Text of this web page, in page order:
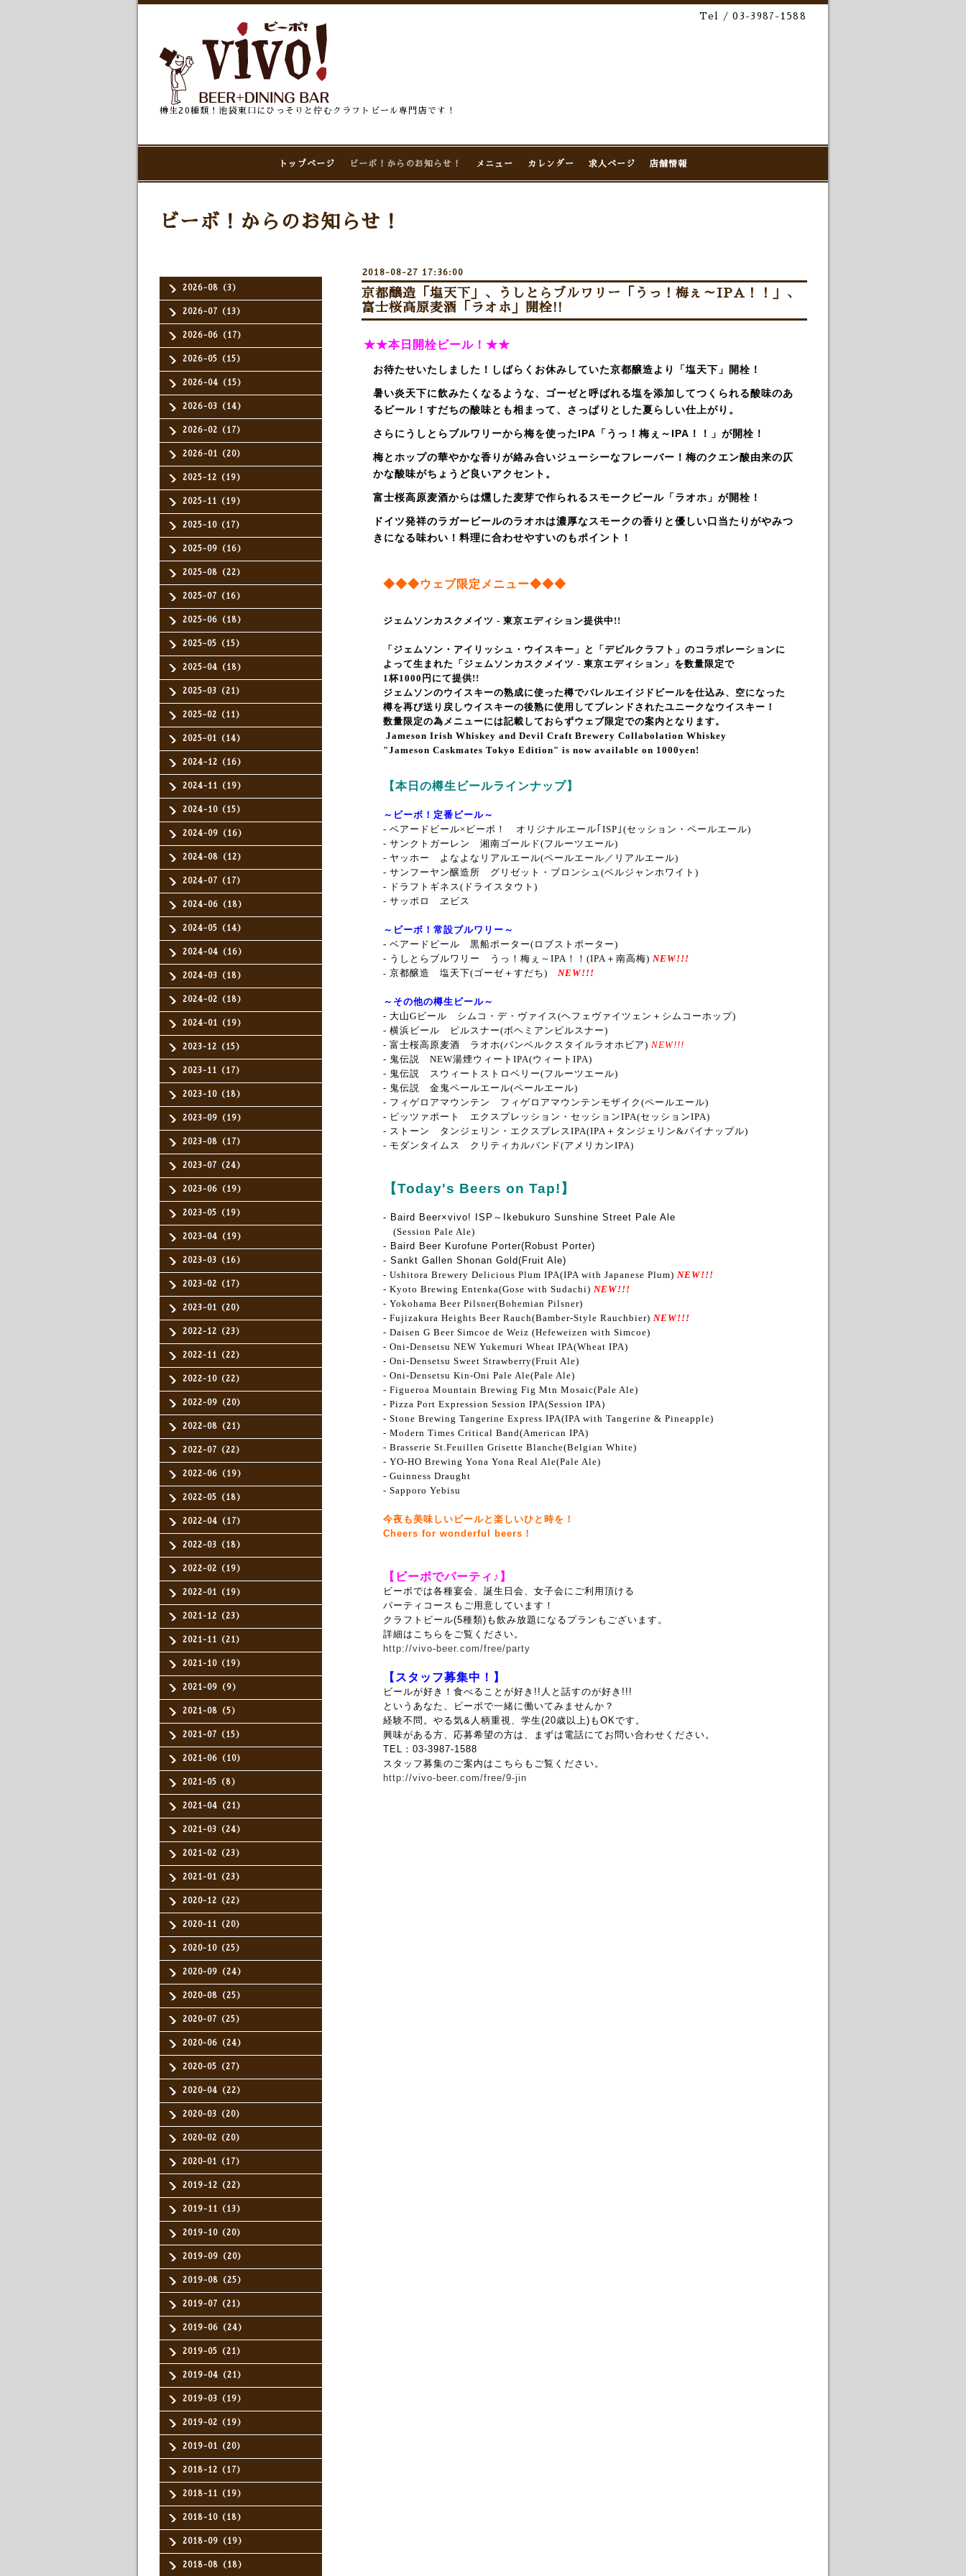
Tel / 03-3987-1588
樽生20種類！池袋東口にひっそりと佇むクラフトビール専門店です！
トップページ ビーボ！からのお知らせ！ メニュー カレンダー 求人ページ 店舗情報
2026-08（3）
2026-07（13）
2026-06（17）
2026-05（15）
2026-04（15）
2026-03（14）
2026-02（17）
2026-01（20）
2025-12（19）
2025-11（19）
2025-10（17）
2025-09（16）
2025-08（22）
2025-07（16）
2025-06（18）
2025-05（15）
2025-04（18）
2025-03（21）
2025-02（11）
2025-01（14）
2024-12（16）
2024-11（19）
2024-10（15）
2024-09（16）
2024-08（12）
2024-07（17）
2024-06（18）
2024-05（14）
2024-04（16）
2024-03（18）
2024-02（18）
2024-01（19）
2023-12（15）
2023-11（17）
2023-10（18）
2023-09（19）
2023-08（17）
2023-07（24）
2023-06（19）
2023-05（19）
2023-04（19）
2023-03（16）
2023-02（17）
2023-01（20）
2022-12（23）
2022-11（22）
2022-10（22）
2022-09（20）
2022-08（21）
2022-07（22）
2022-06（19）
2022-05（18）
2022-04（17）
2022-03（18）
2022-02（19）
2022-01（19）
2021-12（23）
2021-11（21）
2021-10（19）
2021-09（9）
2021-08（5）
2021-07（15）
2021-06（10）
2021-05（8）
2021-04（21）
2021-03（24）
2021-02（23）
2021-01（23）
2020-12（22）
2020-11（20）
2020-10（25）
2020-09（24）
2020-08（25）
2020-07（25）
2020-06（24）
2020-05（27）
2020-04（22）
2020-03（20）
2020-02（20）
2020-01（17）
2019-12（22）
2019-11（13）
2019-10（20）
2019-09（20）
2019-08（25）
2019-07（21）
2019-06（24）
2019-05（21）
2019-04（21）
2019-03（19）
2019-02（19）
2019-01（20）
2018-12（17）
2018-11（19）
2018-10（18）
2018-09（19）
2018-08（18）
ビーボ！からのお知らせ！
2018-08-27 17:36:00
京都醸造「塩天下」、うしとらブルワリー「うっ！梅ぇ～IPA！！」、
富士桜高原麦酒「ラオホ」開栓!!
★★本日開栓ビール！★★
お待たせいたしました！しばらくお休みしていた京都醸造より「塩天下」開栓！
暑い炎天下に飲みたくなるような、ゴーゼと呼ばれる塩を添加してつくられる酸味のあ
るビール！すだちの酸味とも相まって、さっぱりとした夏らしい仕上がり。
さらにうしとらブルワリーから梅を使ったIPA「うっ！梅ぇ～IPA！！」が開栓！
梅とホップの華やかな香りが絡み合いジューシーなフレーバー！梅のクエン酸由来の仄
かな酸味がちょうど良いアクセント。
富士桜高原麦酒からは燻した麦芽で作られるスモークビール「ラオホ」が開栓！
ドイツ発祥のラガービールのラオホは濃厚なスモークの香りと優しい口当たりがやみつ
きになる味わい！料理に合わせやすいのもポイント！
◆◆◆ウェブ限定メニュー◆◆◆
ジェムソンカスクメイツ - 東京エディション提供中!!
「ジェムソン・アイリッシュ・ウイスキー」と「デビルクラフト」のコラボレーションに
よって生まれた「ジェムソンカスクメイツ ‐ 東京エディション」を数量限定で
1杯1000円にて提供!!
ジェムソンのウイスキーの熟成に使った樽でバレルエイジドビールを仕込み、空になった
樽を再び送り戻しウイスキーの後熟に使用してブレンドされたユニークなウイスキー！
数量限定の為メニューには記載しておらずウェブ限定での案内となります。
Jameson Irish Whiskey and Devil Craft Brewery Collabolation Whiskey
"Jameson Caskmates Tokyo Edition" is now available on 1000yen!
【本日の樽生ビールラインナップ】
～ビーボ！定番ビール～
- ベアードビール×ビーボ！ オリジナルエール｢ISP｣(セッション・ペールエール)
- サンクトガーレン 湘南ゴールド(フルーツエール)
- ヤッホー よなよなリアルエール(ペールエール／リアルエール)
- サンフーヤン醸造所 グリゼット・ブロンシュ (ベルジャンホワイト)
- ドラフトギネス(ドライスタウト)
- サッポロ ヱビス
～ビーボ！常設ブルワリー～
- ベアードビール 黒船ポーター(ロブストポーター)
- うしとらブルワリー うっ！梅ぇ～IPA！！(IPA＋南高梅) NEW!!!
- 京都醸造 塩天下(ゴーゼ＋すだち) NEW!!!
～その他の樽生ビール～
- 大山Gビール シムコ・デ・ヴァイス(ヘフェヴァイツェン＋シムコーホップ)
- 横浜ビール ピルスナー(ボヘミアンピルスナー)
- 富士桜高原麦酒 ラオホ(バンベルクスタイルラオホビア) NEW!!!
- 鬼伝説 NEW湯煙ウィートIPA(ウィートIPA)
- 鬼伝説 スウィートストロベリー(フルーツエール)
- 鬼伝説 金鬼ペールエール(ペールエール)
- フィゲロアマウンテン フィゲロアマウンテンモザイク(ペールエール)
- ピッツァポート エクスプレッション・セッションIPA(セッションIPA)
- ストーン タンジェリン・エクスプレスIPA(IPA＋タンジェリン&パイナップル)
- モダンタイムス クリティカルバンド(アメリカンIPA)
【Today's Beers on Tap!】
- Baird Beer×vivo! ISP～Ikebukuro Sunshine Street Pale Ale
(Session Pale Ale)
- Baird Beer Kurofune Porter(Robust Porter)
- Sankt Gallen Shonan Gold(Fruit Ale)
- Ushitora Brewery Delicious Plum IPA(IPA with Japanese Plum) NEW!!!
- Kyoto Brewing Entenka(Gose with Sudachi) NEW!!!
- Yokohama Beer Pilsner(Bohemian Pilsner)
- Fujizakura Heights Beer Rauch(Bamber-Style Rauchbier) NEW!!!
- Daisen G Beer Simcoe de Weiz (Hefeweizen with Simcoe)
- Oni-Densetsu NEW Yukemuri Wheat IPA(Wheat IPA)
- Oni-Densetsu Sweet Strawberry(Fruit Ale)
- Oni-Densetsu Kin-Oni Pale Ale(Pale Ale)
- Figueroa Mountain Brewing Fig Mtn Mosaic(Pale Ale)
- Pizza Port Expression Session IPA(Session IPA)
- Stone Brewing Tangerine Express IPA(IPA with Tangerine & Pineapple)
- Modern Times Critical Band(American IPA)
- Brasserie St.Feuillen Grisette Blanche(Belgian White)
- YO-HO Brewing Yona Yona Real Ale(Pale Ale)
- Guinness Draught
- Sapporo Yebisu
今夜も美味しいビールと楽しいひと時を！
Cheers for wonderful beers！
【ビーボでパーティ♪】
ビーボでは各種宴会、誕生日会、女子会にご利用頂ける
パーティコースもご用意しています！
クラフトビール(5種類)も飲み放題になるプランもございます。
詳細はこちらをご覧ください。
http://vivo-beer.com/free/party
【スタッフ募集中！】
ビールが好き！食べることが好き!!人と話すのが好き!!!
というあなた、ビーボで一緒に働いてみませんか？
経験不問。やる気&人柄重視、 学生(20歳以上)もOKです。
興味がある方、応募希望の方は、まずは電話にてお問い合わせください。
TEL：03-3987-1588
スタッフ募集のご案内はこちらもご覧ください。
http://vivo-beer.com/free/9-jin